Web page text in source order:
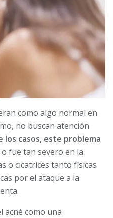
como algo normal en
no buscan atención
los casos, este problema
o fue tan severo en la
o cicatrices tanto físicas
por el ataque a la
acné como una